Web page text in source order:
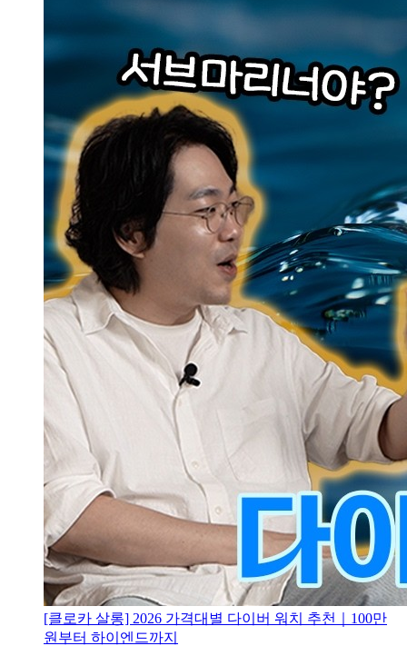
[클로카 살롱] 2026 가격대별 다이버 워치 추천｜100만
원부터 하이엔드까지